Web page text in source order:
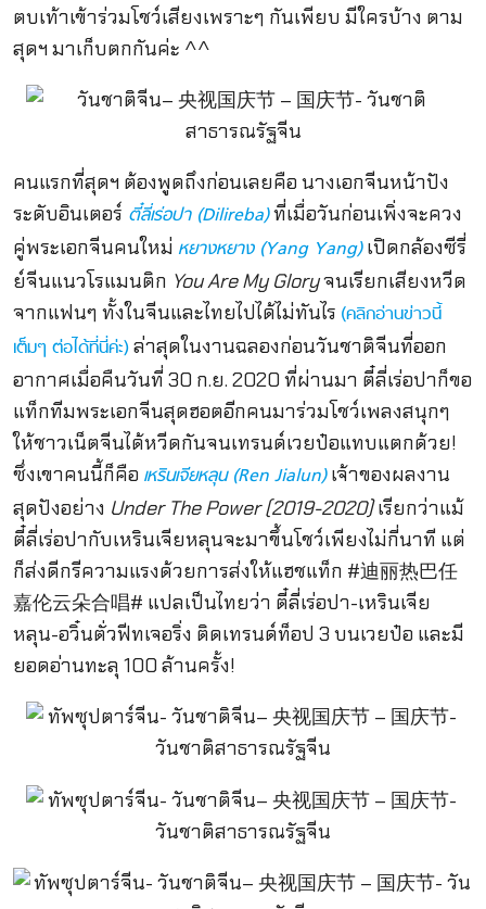
ตบเท้าเข้าร่วมโชว์เสียงเพราะๆ กันเพียบ มีใครบ้าง ตาม
สุดฯ มาเก็บตกกันค่ะ ^^
คนแรกที่สุดฯ ต้องพูดถึงก่อนเลยคือ นางเอกจีนหน้าปัง
ระดับอินเตอร์ ตี๋ลี่เร่อปา (Dilireba)ที่เมื่อวันก่อนเพิ่งจะควง
คู่พระเอกจีนคนใหม่ หยางหยาง (Yang Yang)เปิดกล้องซีรี่
ย์จีนแนวโรแมนติก You Are My Gloryจนเรียกเสียงหวีด
จากแฟนๆ ทั้งในจีนและไทยไปได้ไม่ทันไร (คลิกอ่านข่าวนี้
เต็มๆ ต่อได้ที่นี่ค่ะ)ล่าสุดในงานฉลองก่อนวันชาติจีนที่ออก
อากาศเมื่อคืนวันที่ 30 ก.ย. 2020 ที่ผ่านมา ตี๋ลี่เร่อปาก็ขอ
แท็กทีมพระเอกจีนสุดฮอตอีกคนมาร่วมโชว์เพลงสนุกๆ
ให้ชาวเน็ตจีนได้หวีดกันจนเทรนด์เวยป๋อแทบแตกด้วย!
ซึ่งเขาคนนี้ก็คือ เหรินเจียหลุน (Ren Jialun)เจ้าของผลงาน
สุดปังอย่าง Under The Power (2019-2020)เรียกว่าแม้
ตี๋ลี่เร่อปากับเหรินเจียหลุนจะมาขึ้นโชว์เพียงไม่กี่นาที แต่
ก็ส่งดีกรีความแรงด้วยการส่งให้แฮชแท็ก #迪丽热巴任
嘉伦云朵合唱# แปลเป็นไทยว่า ตี๋ลี่เร่อปา-เหรินเจีย
หลุน-อวิ๋นตั่วฟีทเจอริ่ง ติดเทรนด์ท็อป 3 บนเวยป๋อ และมี
ยอดอ่านทะลุ 100 ล้านครั้ง!